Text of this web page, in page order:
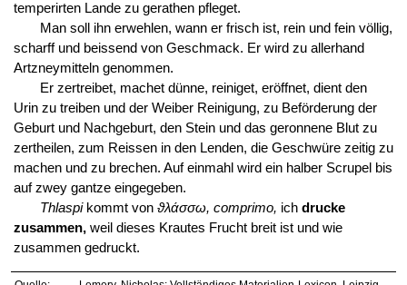
temperirten Lande zu gerathen pfleget.
Man soll ihn erwehlen, wann er frisch ist, rein und fein völlig,
scharff und beissend von Geschmack. Er wird zu allerhand
Artzneymitteln genommen.
Er zertreibet, machet dünne, reiniget, eröffnet, dient den
Urin zu treiben und der Weiber Reinigung, zu Beförderung der
Geburt und Nachgeburt, den Stein und das geronnene Blut zu
zertheilen, zum Reissen in den Lenden, die Geschwüre zeitig zu
machen und zu brechen. Auf einmahl wird ein halber Scrupel bis
auf zwey gantze eingegeben.
Thlaspikommt von ϑλάσσω, comprimo, ich drucke
zusammen,weil dieses Krautes Frucht breit ist und wie
zusammen gedruckt.